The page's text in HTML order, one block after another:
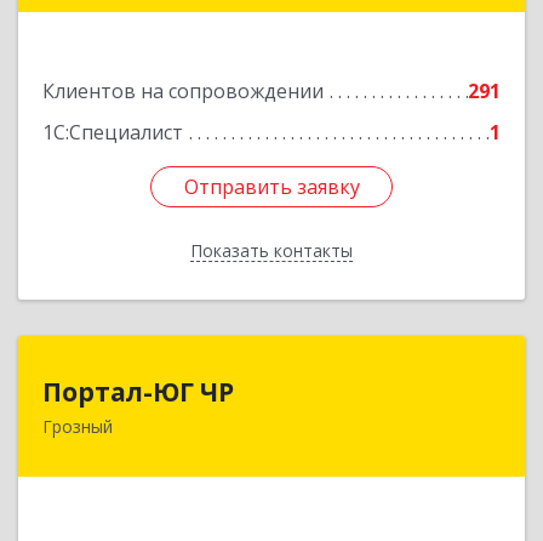
Клиентов на сопровождении
291
1С:Специалист
1
Отправить заявку
Показать контакты
Подробнее
Отправить заявку
Назад
Портал-ЮГ ЧР
Грозный
364906, Чеченская Респ, Грозный г, Путина пр-